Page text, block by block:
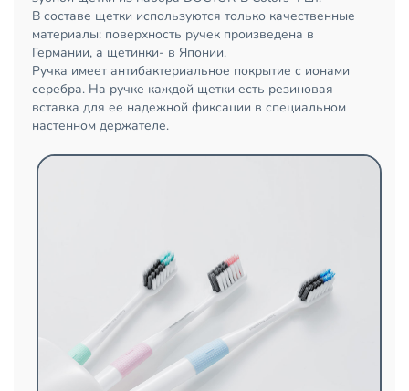
В составе щетки используются только качественные
материалы: поверхность ручек произведена в
Германии, а щетинки- в Японии.
Ручка имеет антибактериальное покрытие с ионами
серебра. На ручке каждой щетки есть резиновая
вставка для ее надежной фиксации в специальном
настенном держателе.